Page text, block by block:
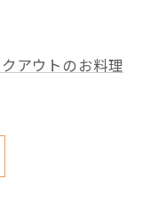
アウトのお料理